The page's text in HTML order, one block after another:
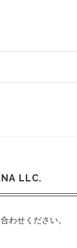
LLC.
わせください。